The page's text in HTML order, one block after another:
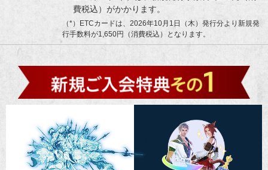
費税込）がかかります。
（*）ETCカードは、2026年10月1日（木）発行分より新規発
行手数料が1,650円（消費税込）となります。